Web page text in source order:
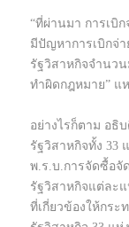
“ที่ผ่านมา การเบิ
มีปัญหาการเบิกจ่
รัฐวิสาหกิจจำนว
ทำผิดกฎหมาย” แ
อย่างไรก็ตาม อธิ
รัฐวิสาหกิจทั้ง 33
พ.ร.บ.การจัดซื้อ
รัฐวิสาหกิจแต่ละ
ที่เกี่ยวข้องให้กระ